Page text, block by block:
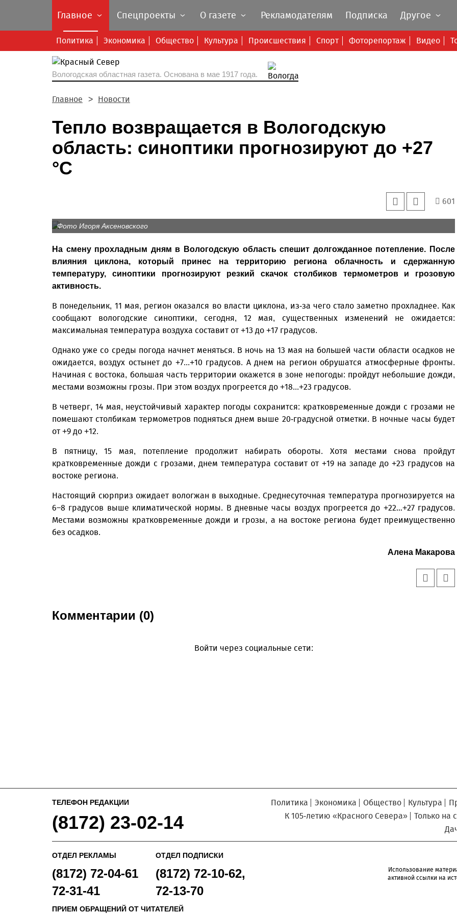
Главное
Политика Экономика Общество Культура Происшествия Спорт Фоторепортаж Видео
Спецпроекты О газете Рекламодателям Подписка Другое
Вологодская областная газета. Основана в мае 1917 года.
Главное Новости
Тепло возвращается в Вологодскую
область: синоптики прогнозируют до +27
°С
601
Фото Игоря Аксеновского
На смену прохладным дням в Вологодскую область спешит долгожданное потепление. После
влияния циклона, который принес на территорию региона облачность и сдержанную
температуру, синоптики прогнозируют резкий скачок столбиков термометров и грозовую
активность.
В понедельник, 11 мая, регион оказался во власти циклона, из-за чего стало заметно прохладнее. Как
сообщают вологодские синоптики, сегодня, 12 мая, существенных изменений не ожидается:
максимальная температура воздуха составит от +13 до +17 градусов.
Однако уже со среды погода начнет меняться. В ночь на 13 мая на большей части области осадков не
ожидается, воздух остынет до +7...+10 градусов. А днем на регион обрушатся атмосферные фронты.
Начиная с востока, большая часть территории окажется в зоне непогоды: пройдут небольшие дожди,
местами возможны грозы. При этом воздух прогреется до +18...+23 градусов.
В четверг, 14 мая, неустойчивый характер погоды сохранится: кратковременные дожди с грозами не
помешают столбикам термометров подняться днем выше 20-градусной отметки. В ночные часы будет
от +9 до +12.
В пятницу, 15 мая, потепление продолжит набирать обороты. Хотя местами снова пройдут
кратковременные дожди с грозами, днем температура составит от +19 на западе до +23 градусов на
востоке региона.
Настоящий сюрприз ожидает вологжан в выходные. Среднесуточная температура прогнозируется на
6–8 градусов выше климатической нормы. В дневные часы воздух прогреется до +22…+27 градусов.
Местами возможны кратковременные дожди и грозы, а на востоке региона будет преимущественно
без осадков.
Алена Макарова
Комментарии (0)
Войти через социальные сети:
ТЕЛЕФОН РЕДАКЦИИ
(8172) 23-02-14
Политика Экономика Общество Культура
К 105-летию «Красного Севера»
Только на
ОТДЕЛ РЕКЛАМЫ
(8172) 72-04-61
72-31-41
ОТДЕЛ ПОДПИСКИ
(8172) 72-10-62,
72-13-70
ПРИЕМ ОБРАЩЕНИЙ ОТ ЧИТАТЕЛЕЙ
Использование
активной ссылки на